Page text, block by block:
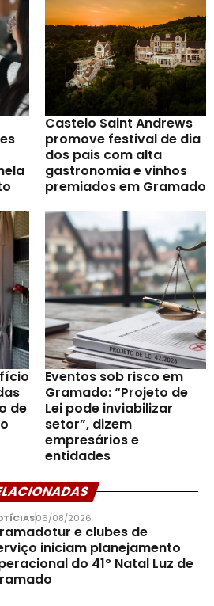
Castelo Saint Andrews
promove festival de dia
dos pais com alta
gastronomia e vinhos
premiados em Gramado
de
Eventos sob risco em
Gramado: “Projeto de
Lei pode inviabilizar
setor”, dizem
empresários e
entidades
06/08/2026
e clubes de
iniciam planejamento
do 41º Natal Luz de